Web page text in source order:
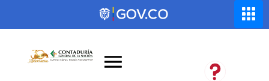
Saltar al contenido principal
Abrir menú de accesibilidad